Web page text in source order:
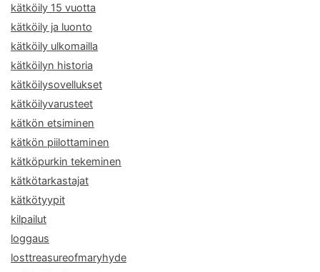
kätköily 15 vuotta
kätköily ja luonto
kätköily ulkomailla
kätköilyn historia
kätköilysovellukset
kätköilyvarusteet
kätkön etsiminen
kätkön piilottaminen
kätköpurkin tekeminen
kätkötarkastajat
kätkötyypit
kilpailut
loggaus
losttreasureofmaryhyde